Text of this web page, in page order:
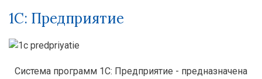
1С: Предприятие
Система программ 1С: Предприятие - предназначена